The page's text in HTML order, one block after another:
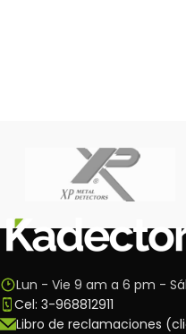
Lun - Vie 9 am a 6 pm -
Cel: 3-968812911
Libro de reclamaciones